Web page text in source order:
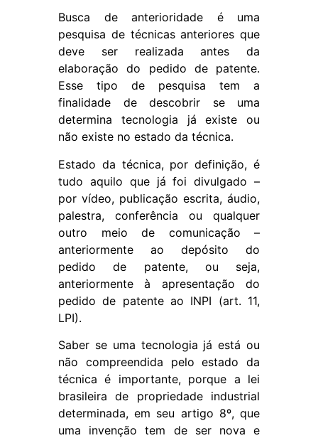
Busca de anterioridade é uma
pesquisa de técnicas anteriores que
deve ser realizada antes da
elaboração do pedido de patente.
Esse tipo de pesquisa tem a
finalidade de descobrir se uma
determina tecnologia já existe ou
não existe no estado da técnica.
Estado da técnica, por definição, é
tudo aquilo que já foi divulgado –
por vídeo, publicação escrita, áudio,
palestra, conferência ou qualquer
outro meio de comunicação –
anteriormente ao depósito do
pedido de patente, ou seja,
anteriormente à apresentação do
pedido de patente ao INPI (art. 11,
LPI).
Saber se uma tecnologia já está ou
não compreendida pelo estado da
técnica é importante, porque a lei
brasileira de propriedade industrial
determinada, em seu artigo 8º, que
uma invenção tem de ser nova e